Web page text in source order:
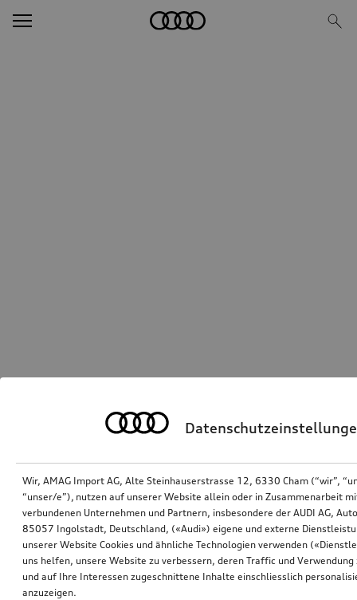
Wir, AMAG Import AG, Alte Steinhauserstrasse 12, 6330 Cham (“wir”,
“unser/e”), nutzen auf unserer Website allein oder in Zusammenarbeit
verbundenen Unternehmen und Partnern, insbesondere der AUDI AG,
85057 Ingolstadt, Deutschland, («Audi») eigene und externe
unserer Website Cookies und ähnliche Technologien verwenden
uns helfen, unsere Website zu verbessern, deren Traffic und Verwendung
und auf Ihre Interessen zugeschnittene Inhalte einschliesslich
anzuzeigen.